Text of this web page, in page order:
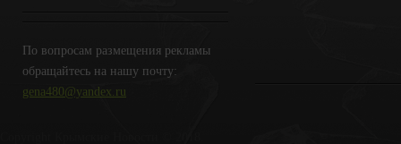
По вопросам размещения рекламы
обращайтесь на нашу почту:
gena480@yandex.ru